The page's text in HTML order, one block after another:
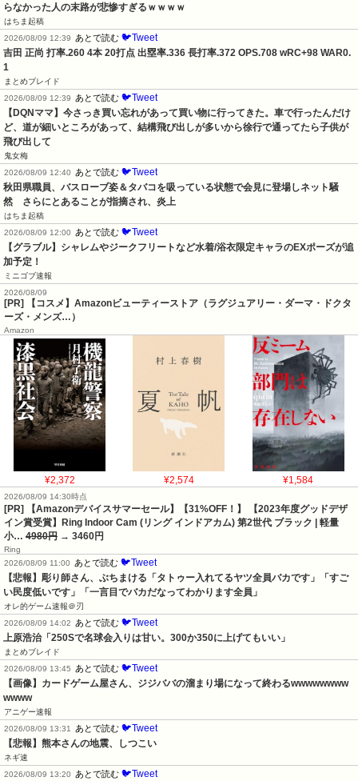
らなかった人の末路が悲惨すぎるｗｗｗｗ
はちま起稿
2026/08/09 12:39
あとで読む 🐦Tweet
吉田 正尚 打率.260 4本 20打点 出塁率.336 長打率.372 OPS.708 wRC+98 WAR0.
1
まとめブレイド
2026/08/09 12:39
あとで読む 🐦Tweet
【DQNママ】今さっき買い忘れがあって買い物に行ってきた。車で行ったんだけ
ど、道が細いところがあって、結構飛び出しが多いから徐行で通ってたら子供が
飛び出して
鬼女梅
2026/08/09 12:40
あとで読む 🐦Tweet
秋田県職員、バスローブ姿＆タバコを吸っている状態で会見に登場しネット騒
然　さらにとあることが指摘され、炎上
はちま起稿
2026/08/09 12:00
あとで読む 🐦Tweet
【グラブル】シャレムやジークフリートなど水着/浴衣限定キャラのEXポーズが追
加予定！
ミニゴブ速報
2026/08/09
[PR] 【コスメ】Amazonビューティーストア（ラグジュアリー・ダーマ・ドクタ
ーズ・メンズ…）
Amazon
¥2,372 ¥2,574 ¥1,584
2026/08/09 14:30時点
[PR] 【Amazonデバイスサマーセール】【31%OFF！】 【2023年度グッドデザ
イン賞受賞】Ring Indoor Cam (リング インドアカム) 第2世代 ブラック | 軽量
小… 4980円 → 3460円
Ring
2026/08/09 11:00
あとで読む 🐦Tweet
【悲報】彫り師さん、ぶちまける「タトゥー入れてるヤツ全員バカです」「すご
い民度低いです」「一言目でバカだなってわかります全員」
オレ的ゲーム速報＠刃
2026/08/09 14:02
あとで読む 🐦Tweet
上原浩治「250Sで名球会入りは甘い。300か350に上げてもいい」
まとめブレイド
2026/08/09 13:45
あとで読む 🐦Tweet
【画像】カードゲーム屋さん、ジジババの溜まり場になって終わるwwwwwwww
wwww
アニゲー速報
2026/08/09 13:31
あとで読む 🐦Tweet
【悲報】熊本さんの地震、しつこい
ネギ速
2026/08/09 13:20
あとで読む 🐦Tweet